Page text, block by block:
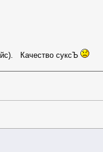
Качество суксЪ